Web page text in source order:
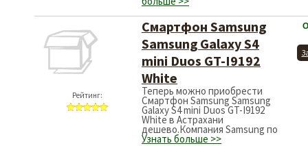
Рейтинг:
Смартфон Samsung
Samsung Galaxy S4
mini Duos GT-I9192
White
Теперь можно приобрести
Смартфон Samsung Samsung
Galaxy S4 mini Duos GT-I9192
White в Астрахани
дешево.Компания Samsung по
Узнать больше >>